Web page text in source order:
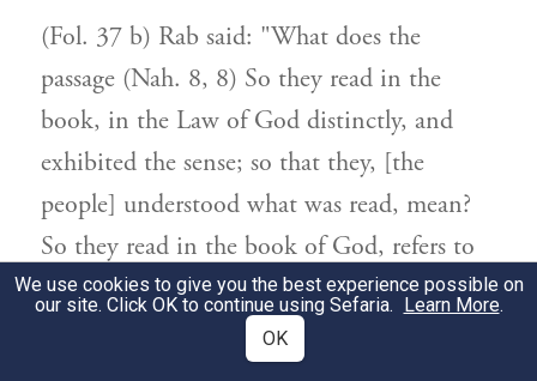
(Fol. 37 b) Rab said: "What does the
passage (Nah. 8, 8) So they read in the
book, in the Law of God distinctly, and
exhibited the sense; so that they, [the
people] understood what was read, mean?
So they read in the book of God, refers to
the Biblical text; distinctly, refers to the
Targum; and exhibited the sense, refers to
the division of the verses; so that they
We use cookies to give you the best experience possible on
our site. Click OK to continue using Sefaria. Learn More.
OK